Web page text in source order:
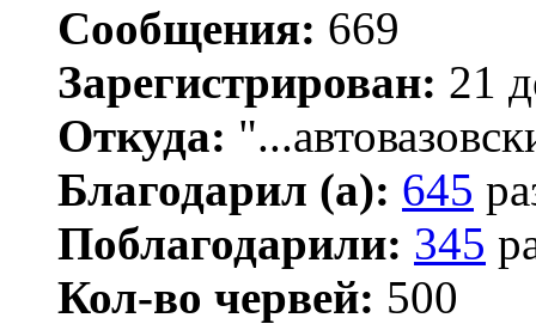
Сообщения: 669
Зарегистрирован: 21
Откуда:
Благодарил (а): 645
Поблагодарили: 345
Кол-во червей: 500